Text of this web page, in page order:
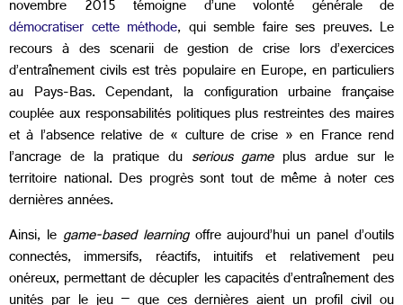
novembre 2015 témoigne d’une volonté générale de
démocratiser cette méthode, qui semble faire ses preuves. Le
recours à des scenarii de gestion de crise lors d’exercices
d’entraînement civils est très populaire en Europe, en particuliers
au Pays-Bas. Cependant, la configuration urbaine française
couplée aux responsabilités politiques plus restreintes des maires
et à l’absence relative de « culture de crise » en France rend
l’ancrage de la pratique du serious gameplus ardue sur le
territoire national. Des progrès sont tout de même à noter ces
dernières années.
Ainsi, le game-based learningoffre aujourd’hui un panel d’outils
connectés, immersifs, réactifs, intuitifs et relativement peu
onéreux, permettant de décupler les capacités d’entraînement des